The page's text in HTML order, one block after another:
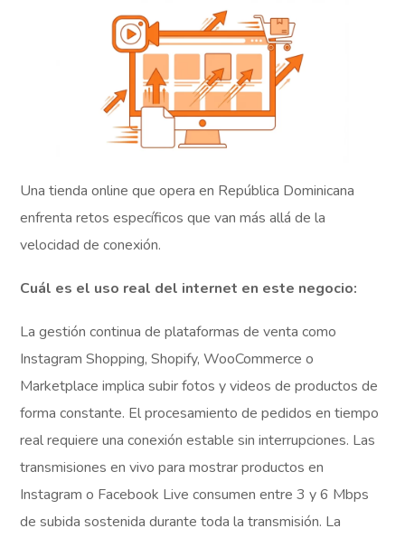
Una tienda online que opera en República Dominicana
enfrenta retos específicos que van más allá de la
velocidad de conexión.
Cuál es el uso real del internet en este negocio:
La gestión continua de plataformas de venta como
Instagram Shopping, Shopify, WooCommerce o
Marketplace implica subir fotos y videos de productos de
forma constante. El procesamiento de pedidos en tiempo
real requiere una conexión estable sin interrupciones. Las
transmisiones en vivo para mostrar productos en
Instagram o Facebook Live consumen entre 3 y 6 Mbps
de subida sostenida durante toda la transmisión. La